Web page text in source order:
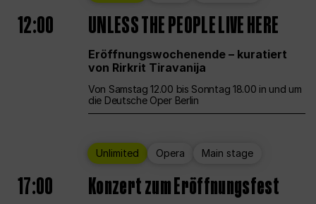
12:00 UNLESS THE PEOPLE LIVE HERE
Eröffnungswochenende – kuratiert
von Rirkrit Tiravanija
Von Samstag 12.00 bis Sonntag 18.00 in und um
die Deutsche Oper Berlin
Unlimited Opera Main stage
17:00 Konzert zum Eröffnungsfest